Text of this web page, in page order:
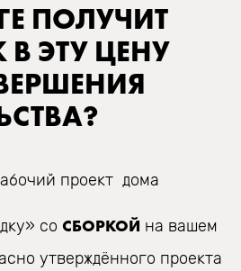
ПОЛУЧИТ
ЭТУ ЦЕНУ
проект дома
со СБОРКОЙ на вашем
утверждённого проекта